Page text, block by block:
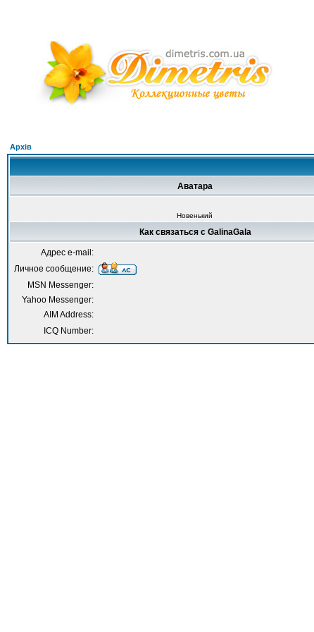
Архів
Аватара
Новенький
Как связаться с GalinaGala
Адрес e-mail:
Личное сообщение:
MSN Messenger:
Yahoo Messenger:
AIM Address:
ICQ Number: